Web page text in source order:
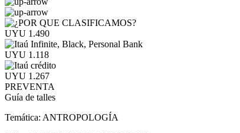
UYU 1.490
UYU 1.118
UYU 1.267
PREVENTA
Guía de talles
Temática: ANTROPOLOGÍA